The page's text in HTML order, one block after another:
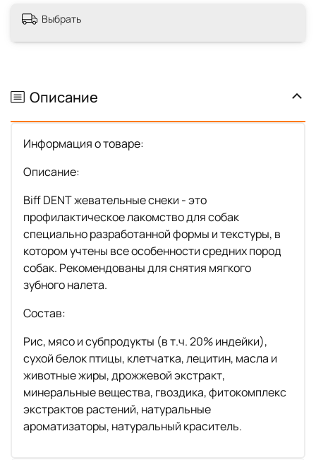
Выбрать
Описание
Информация о товаре:
Описание:
Biff DENT жевательные снеки - это
профилактическое лакомство для собак
специально разработанной формы и текстуры, в
котором учтены все особенности средних пород
собак. Рекомендованы для снятия мягкого
зубного налета.
Состав:
Рис, мясо и субпродукты (в т.ч. 20% индейки),
сухой белок птицы, клетчатка, лецитин, масла и
животные жиры, дрожжевой экстракт,
минеральные вещества, гвоздика, фитокомплекс
экстрактов растений, натуральные
ароматизаторы, натуральный краситель.